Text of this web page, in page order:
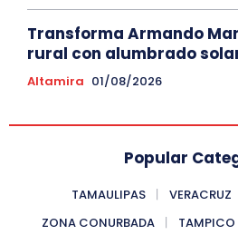
Transforma Armando
rural con alumbrado
Altamira 01/08/2026
Popular
TAMAULIPAS VERACRUZ
ZONA CONURBADA
TAMPICO